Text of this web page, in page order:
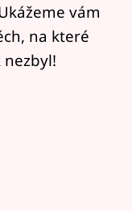
vám
na které